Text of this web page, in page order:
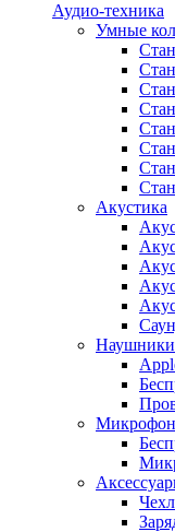
Аудио-техника
Умные
Акустика
Наушники